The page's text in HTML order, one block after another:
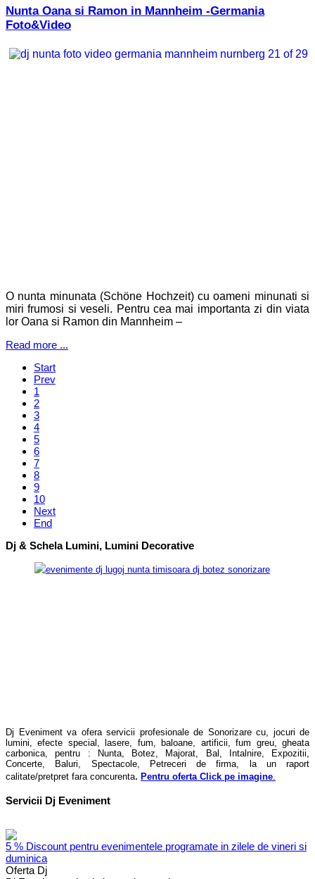
Nunta Oana si Ramon in Mannheim -Germania
Foto&Video
O nunta minunata (Schöne Hochzeit) cu oameni minunati si
miri frumosi si veseli. Pentru cea mai importanta zi din viata
lor Oana si Ramon din Mannheim –
Read more ...
Start
Prev
1
2
3
4
5
6
7
8
9
10
Next
End
Dj & Schela Lumini, Lumini Decorative
Dj Eveniment va ofera servicii profesionale de Sonorizare cu, jocuri de
lumini, efecte special, lasere, fum, baloane, artificii, fum greu, gheata
carbonica, pentru : Nunta, Botez, Majorat, Bal, Intalnire, Expozitii,
Concerte, Baluri, Spectacole, Petreceri de firma, la un raport
calitate/pretpret fara concurenta. Pentru oferta Click pe imagine
Servicii Dj Eveniment
5 % Discount pentru evenimentele programate in zilele de vineri si
duminica
Oferta Dj